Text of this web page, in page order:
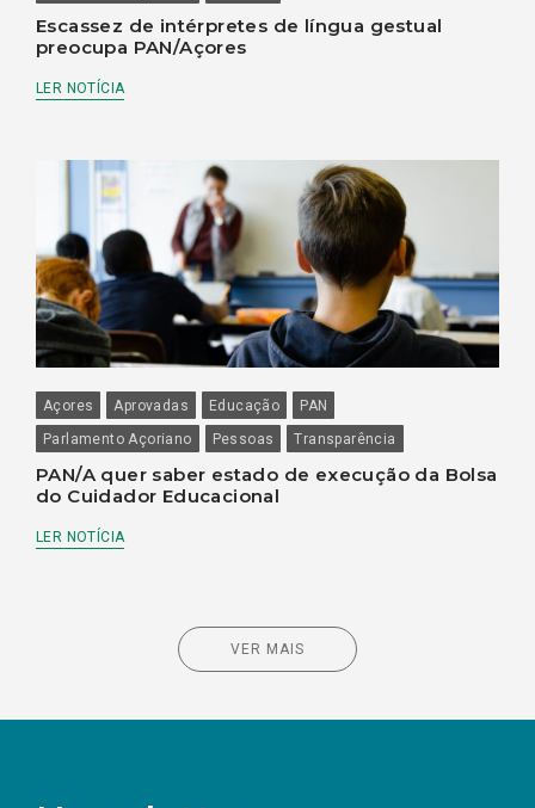
Escassez de intérpretes de língua gestual
preocupa PAN/Açores
LER NOTÍCIA
Açores Aprovadas Educação
PAN
Parlamento Açoriano
Pessoas Transparência
PAN/A quer saber estado de execução da Bolsa
do Cuidador Educacional
LER NOTÍCIA
VER MAIS